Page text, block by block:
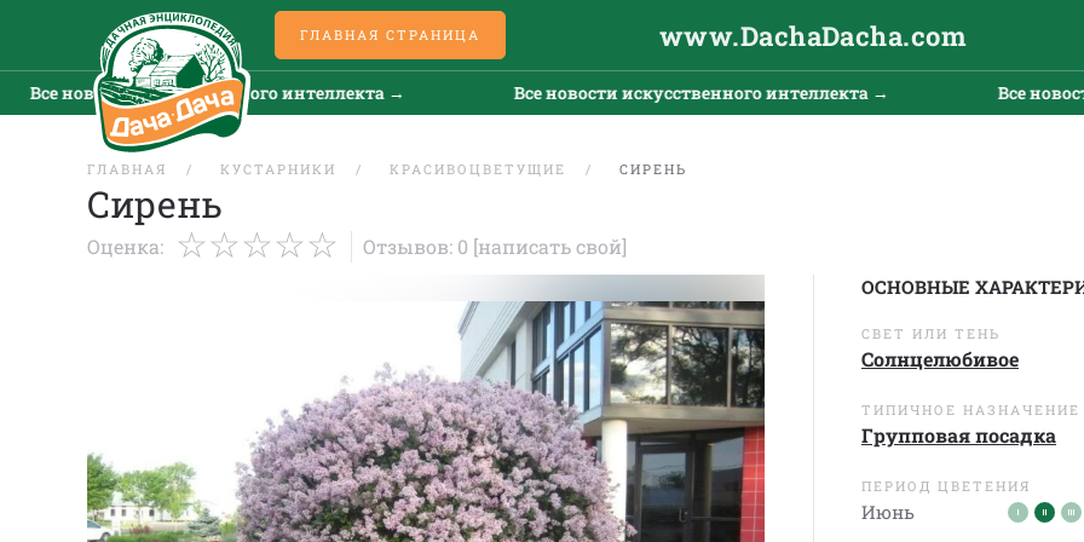
ГЛАВНАЯ СТРАНИЦА www.DachaDacha.com
искусственного интеллекта → Все новости искусственного интеллекта → Все новости
ГЛАВНАЯ КУСТАРНИКИ КРАСИВОЦВЕТУЩИЕ СИРЕНЬ
Сирень
Оценка: Отзывов: 0 [написать свой]
ОСНОВНЫЕ
СВЕТ ИЛИ ТЕНЬ
Солнцелюбивое
ТИПИЧНОЕ НАЗНАЧЕНИЕ
Групповая посадка
ПЕРИОД ЦВЕТЕНИЯ
Июнь